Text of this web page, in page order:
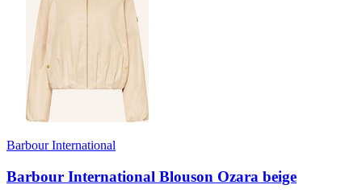
Barbour International
Barbour International Blouson Ozara beige